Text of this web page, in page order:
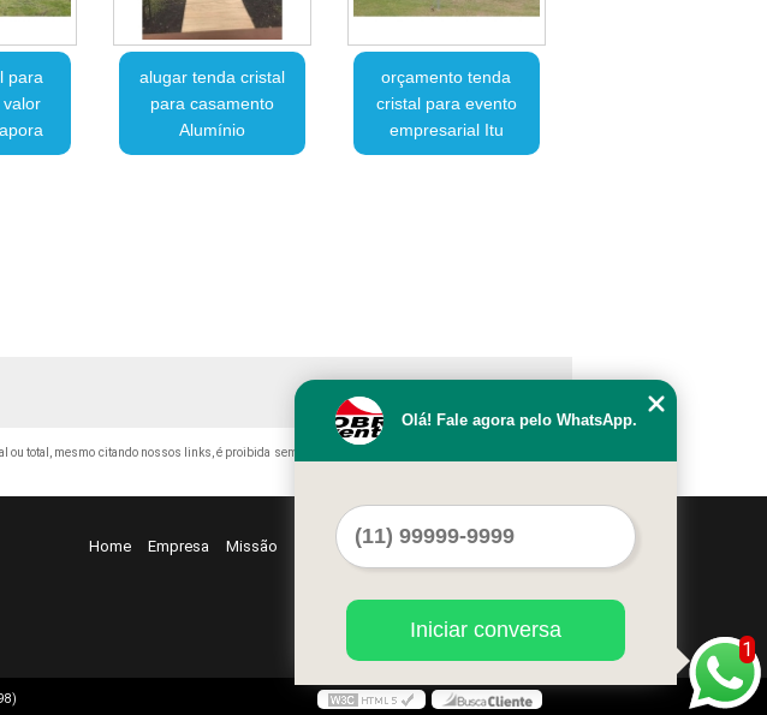
para
alugar tenda cristal
para casamento
Alumínio
orçamento tenda
cristal para evento
empresarial Itu
ou total, mesmo citando nossos links, é proibida sem a autorização do autor. Crime de violação de direito
Home Empresa Missão Serviços Contato Mapa do site
1
Olá! Fale agora pelo WhatsApp.
Iniciar conversa